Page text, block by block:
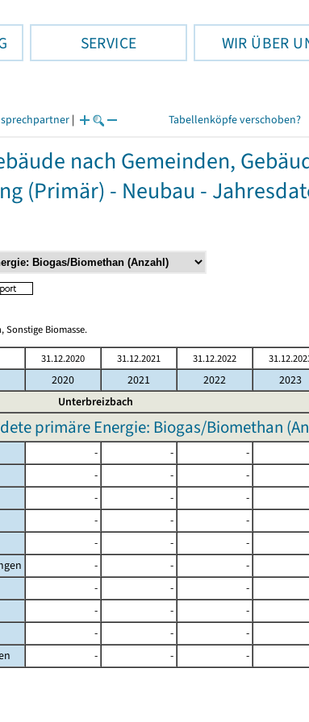
SERVICE WIR ÜBER
| Tabellenköpfe verschoben?
nach Gemeinden,
(Primär) - Neubau -
Sonstige Biomasse.
31.12.2020 31.12.2021 31.12.2022
2020 2021 2022 2023
Unterbreizbach
primäre Energie: Biogas/Biomethan
- - -
- - -
- - -
- - -
- - -
- - -
- - -
- - -
- - -
- - -